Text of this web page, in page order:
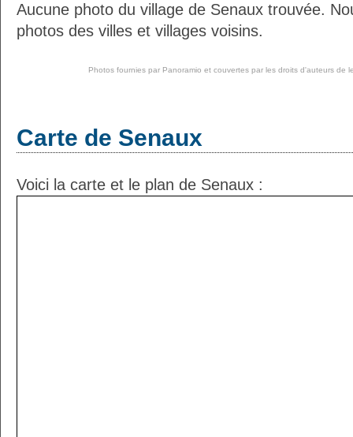
Aucune photo du village de Senaux trouvée.
photos des villes et villages voisins.
Photos fournies par Panoramio et couvertes par les droits d'auteurs de
Carte de Senaux
Voici la carte et le plan de Senaux :